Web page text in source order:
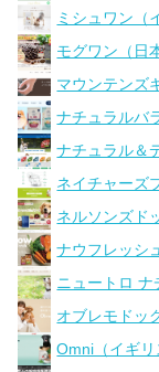
ミシュワン（
モグワン（日
マウンテンズ
ナチュラルバ
ナチュラル＆
ネイチャーズ
ネルソンズド
ナウフレッシ
ニュートロ ナ
オブレモドッ
Omni（イギリ